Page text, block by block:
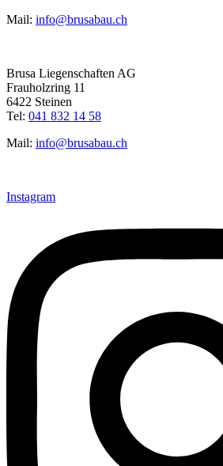
Mail: info@brusabau.ch
Brusa Liegenschaften AG
Frauholzring 11
6422 Steinen
Tel: 041 832 14 58
Mail: info@brusabau.ch
Instagram